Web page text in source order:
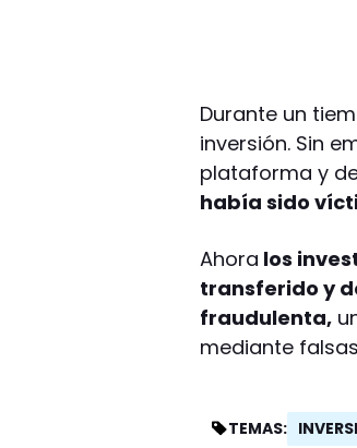
Durante un
inversión. Sin
plataforma y
había sido
Ahora los
transferido y
fraudulenta,
mediante
TEMAS: